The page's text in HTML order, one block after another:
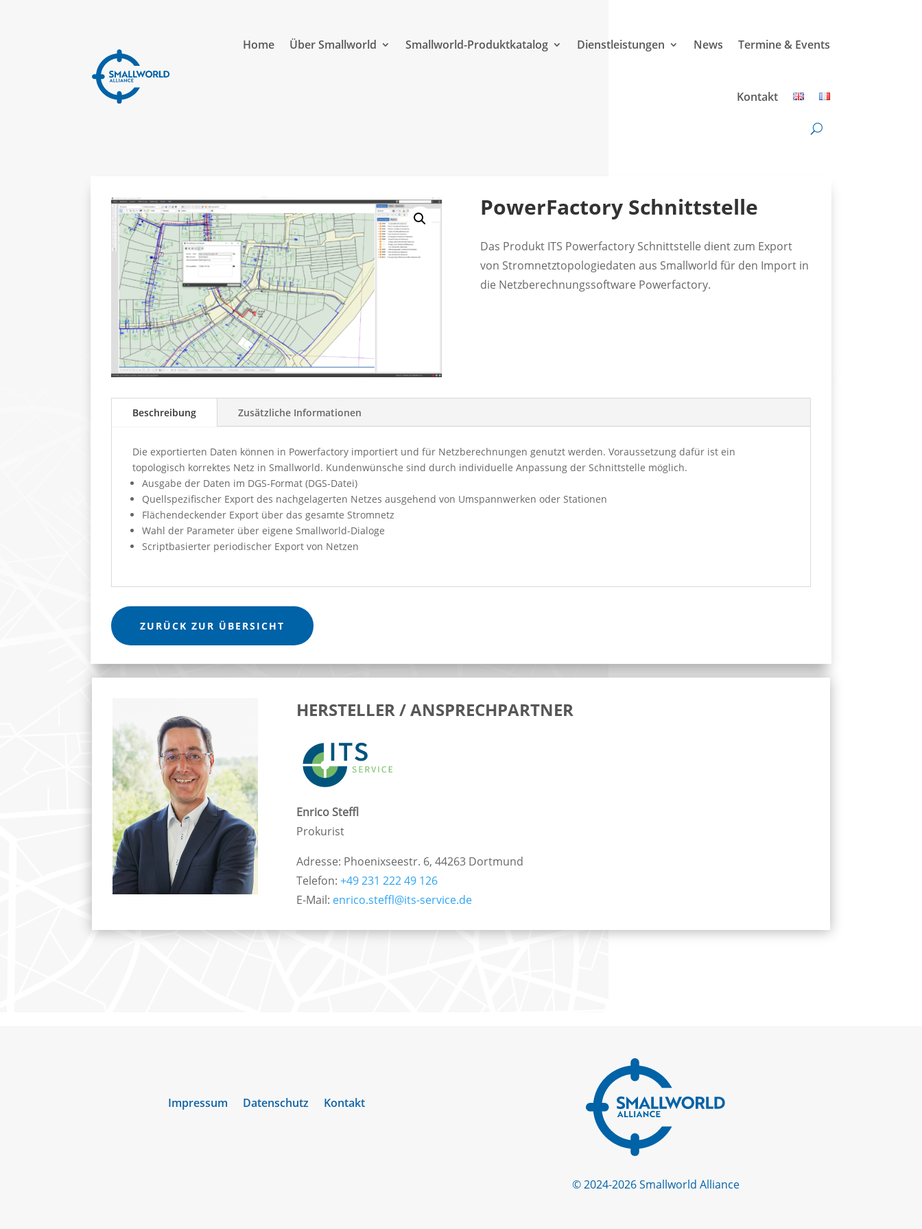
Home Über Smallworld Smallworld-Produktkatalog Dienstleistungen News Termine & Events
Kontakt
PowerFactory Schnittstelle
Das Produkt ITS Powerfactory Schnittstelle dient zum Export
von Stromnetztopologiedaten aus Smallworld für den Import in
die Netzberechnungssoftware Powerfactory.
Beschreibung Zusätzliche Informationen
Die exportierten Daten können in Powerfactory importiert und für Netzberechnungen genutzt werden. Voraussetzung dafür ist ein
topologisch korrektes Netz in Smallworld. Kundenwünsche sind durch individuelle Anpassung der Schnittstelle möglich.
Ausgabe der Daten im DGS-Format (DGS-Datei)
Quellspezifischer Export des nachgelagerten Netzes ausgehend von Umspannwerken oder Stationen
Flächendeckender Export über das gesamte Stromnetz
Wahl der Parameter über eigene Smallworld-Dialoge
Scriptbasierter periodischer Export von Netzen
ZURÜCK ZUR ÜBERSICHT
HERSTELLER / ANSPRECHPARTNER
Enrico Steffl
Prokurist
Adresse: Phoenixseestr. 6, 44263 Dortmund
Telefon:+49 231 222 49 126
E-Mail: enrico.steffl@its-service.de
Impressum Datenschutz Kontakt
© 2024-2026 Smallworld Alliance